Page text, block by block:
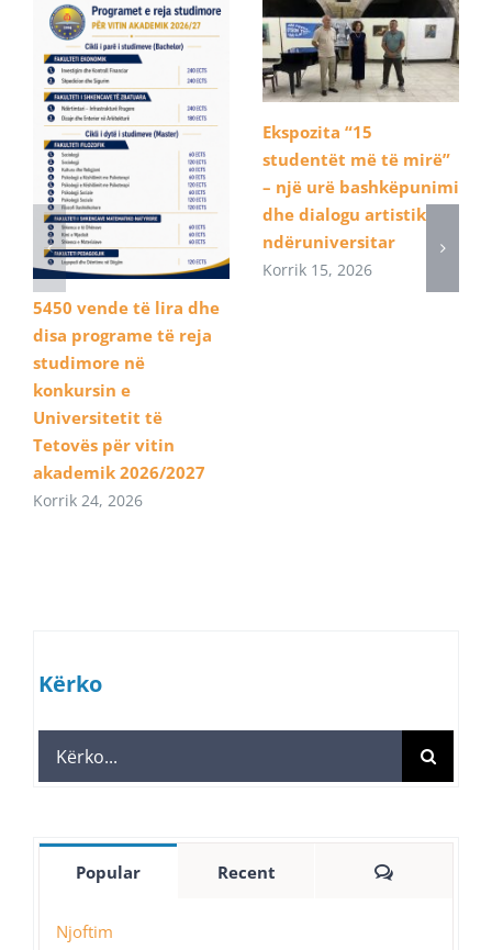
5450 vende të lira dhe
disa programe të reja
studimore në
konkursin e
Universitetit të
Tetovës për vitin
akademik 2026/2027
Korrik 24, 2026
Ekspozita “15
studentët më të mirë”
– një urë bashkëpunimi
dhe dialogu artistik
ndëruniversitar
Korrik 15, 2026
Kërko
Search
for:
Popular Recent Comments
Njoftim